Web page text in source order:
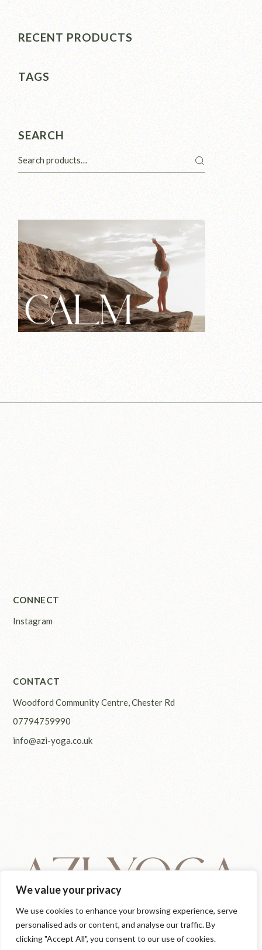
We value your privacy
We use cookies to enhance your browsing experience, serve
personalised ads or content, and analyse our traffic. By
clicking "Accept All", you consent to our use of cookies.
RECENT PRODUCTS
TAGS
SEARCH
CONNECT
Instagram
CONTACT
Woodford Community Centre, Chester Rd
07794759990
info@azi-yoga.co.uk